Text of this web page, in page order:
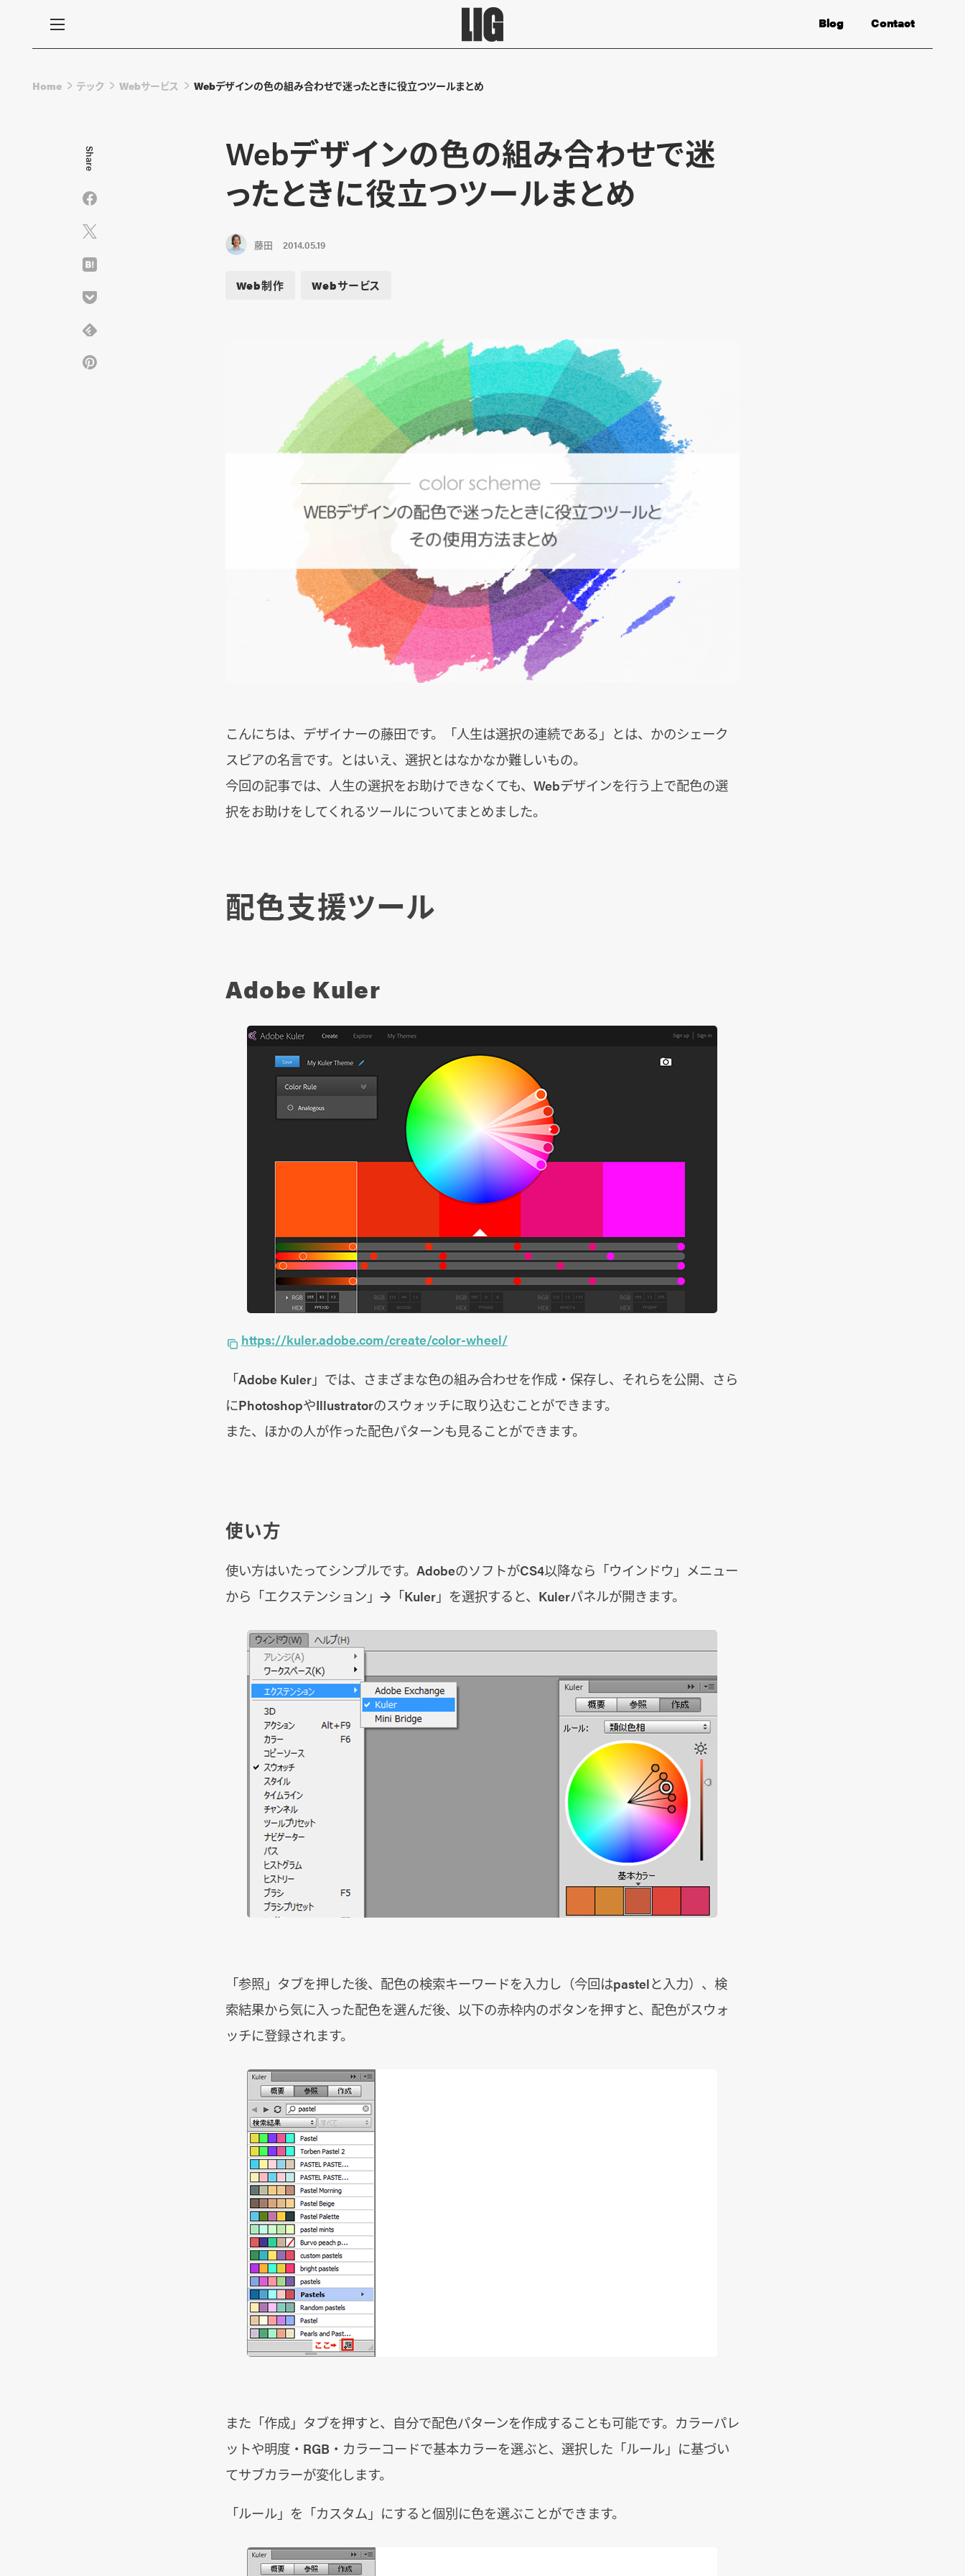
Contact
Blog
Home テック Webサービス Webデザインの色の組み合わせで迷ったときに役立つツールまとめ
Webデザインの色の組み合わせで迷
ったときに役立つツールまとめ
藤田 2014.05.19
Web制作 Webサービス
こんにちは、デザイナーの藤田です。「人生は選択の連続である」とは、かのシェーク
スピアの名言です。とはいえ、選択とはなかなか難しいもの。
今回の記事では、人生の選択をお助けできなくても、Webデザインを行う上で配色の選
択をお助けをしてくれるツールについてまとめました。
配色支援ツール
Adobe Kuler
https://kuler.adobe.com/create/color-wheel/
「Adobe Kuler」では、さまざまな色の組み合わせを作成・保存し、それらを公開、さら
にPhotoshopやIllustratorのスウォッチに取り込むことができます。
また、ほかの人が作った配色パターンも見ることができます。
使い方
使い方はいたってシンプルです。AdobeのソフトがCS4以降なら「ウインドウ」メニュー
から「エクステンション」→「Kuler」を選択すると、Kulerパネルが開きます。
「参照」タブを押した後、配色の検索キーワードを入力し（今回はpastelと入力）、検
索結果から気に入った配色を選んだ後、以下の赤枠内のボタンを押すと、配色がスウォ
ッチに登録されます。
また「作成」タブを押すと、自分で配色パターンを作成することも可能です。カラーパレ
ットや明度・RGB・カラーコードで基本カラーを選ぶと、選択した「ルール」に基づい
てサブカラーが変化します。
「ルール」を「カスタム」にすると個別に色を選ぶことができます。
Share